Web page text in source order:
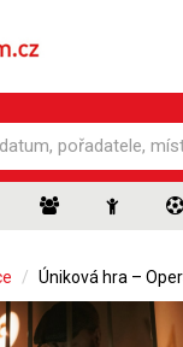
Úniková hra –